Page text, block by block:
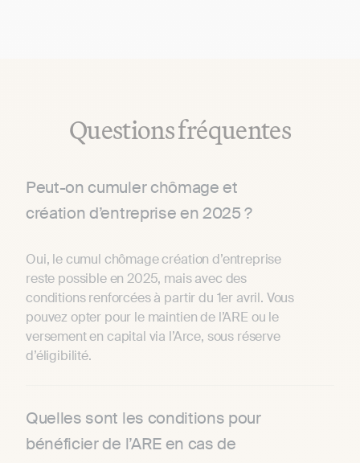
Questions fréquentes
Peut-on cumuler chômage et
création d’entreprise en 2025 ?
Oui, le cumul chômage création d’entreprise
reste possible en 2025, mais avec des
conditions renforcées à partir du 1er avril. Vous
pouvez opter pour le maintien de l’ARE ou le
versement en capital via l’Arce, sous réserve
d’éligibilité.
Quelles sont les conditions pour
bénéficier de l’ARE en cas de